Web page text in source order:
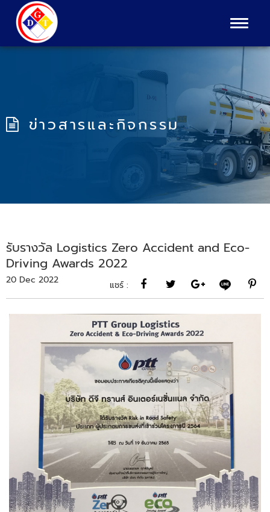
Toggle
ข่าวสารและกิจกรรม
รับรางวัล Logistics Zero Accident and Eco-
Driving Awards 2022
20 Dec 2022 แชร์ :